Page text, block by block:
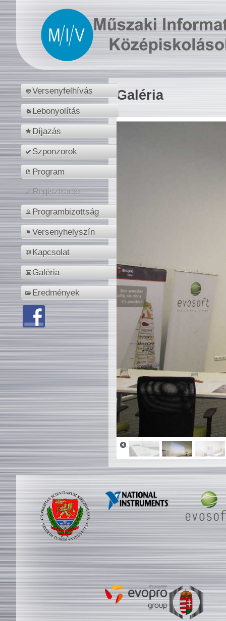
Versenyfelhívás
Lebonyolítás
Díjazás
Szponzorok
Program
Regisztráció
Programbizottság
Versenyhelyszín
Kapcsolat
Galéria
Eredmények
Galéria